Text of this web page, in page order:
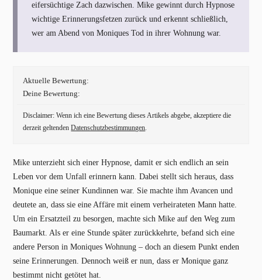
eifersüchtige Zach dazwischen. Mike gewinnt durch Hypnose
wichtige Erinnerungsfetzen zurück und erkennt schließlich,
wer am Abend von Moniques Tod in ihrer Wohnung war.
Aktuelle Bewertung:
Deine Bewertung:
Disclaimer: Wenn ich eine Bewertung dieses Artikels abgebe, akzeptiere die
derzeit geltendenDatenschutzbestimmungen.
Mike unterzieht sich einer Hypnose, damit er sich endlich an sein
Leben vor dem Unfall erinnern kann. Dabei stellt sich heraus, dass
Monique eine seiner Kundinnen war. Sie machte ihm Avancen und
deutete an, dass sie eine Affäre mit einem verheirateten Mann hatte.
Um ein Ersatzteil zu besorgen, machte sich Mike auf den Weg zum
Baumarkt. Als er eine Stunde später zurückkehrte, befand sich eine
andere Person in Moniques Wohnung – doch an diesem Punkt enden
seine Erinnerungen. Dennoch weiß er nun, dass er Monique ganz
bestimmt nicht getötet hat.